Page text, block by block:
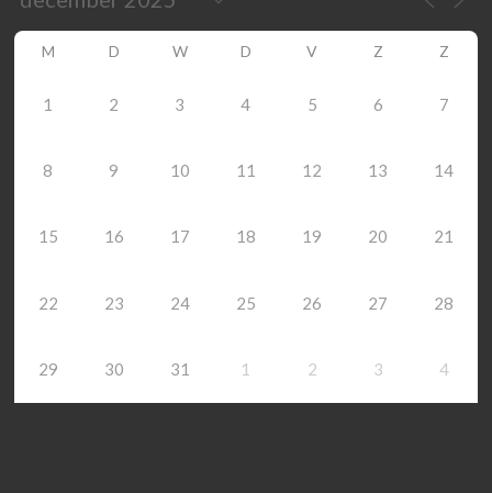
M D W D V Z Z
1 2 3 4 5 6 7
8 9 10 11 12 13 14
15 16 17 18 19 20 21
22 23 24 25 26 27 28
29 30 31 1 2 3 4